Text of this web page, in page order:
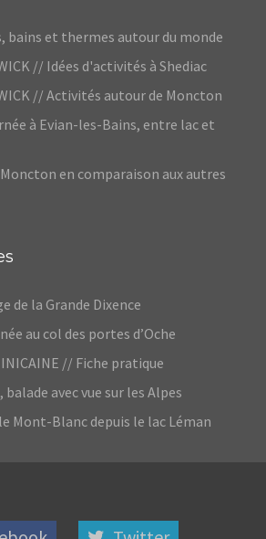
bains et thermes autour du monde
// Idées d'activités à Shediac
// Activités autour de Moncton
à Evian-les-Bains, entre lac et
Moncton en comparaison aux autres
de la Grande Dixence
au col des portes d’Oche
// Fiche pratique
balade avec vue sur les Alpes
Mont-Blanc depuis le lac Léman